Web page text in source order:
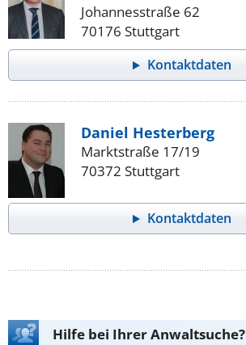
Johannesstraße 62
70176 Stuttgart
Kontaktdaten
Daniel Hesterberg
Marktstraße 17/19
70372 Stuttgart
Kontaktdaten
Hilfe bei Ihrer Anwaltsuche?